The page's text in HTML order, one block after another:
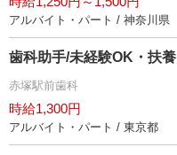
アルバイト・パート / 神奈川県
歯科助手/未経験OK・扶
赤塚駅前歯科
時給1,300円
アルバイト・パート / 東京都